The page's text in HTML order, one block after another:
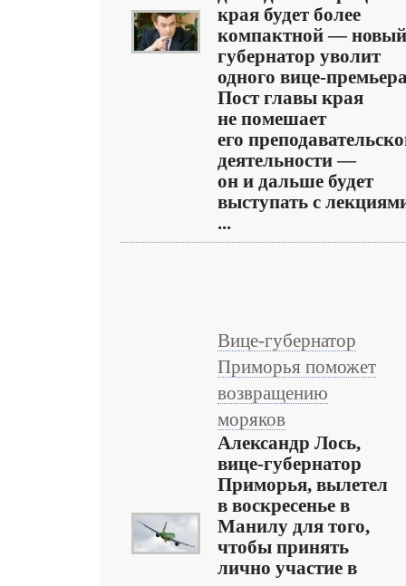
края будет более
компактной — новый
губернатор уволит
одного вице-
Пост главы края
не помешает
его
деятельности —
он и дальше будет
выступать с
...
Вице-губернатор
Приморья поможет
возвращению
моряков
Александр Лось,
вице-губернатор
Приморья, вылетел
в воскресенье в
Манилу для того,
чтобы принять
лично участие в